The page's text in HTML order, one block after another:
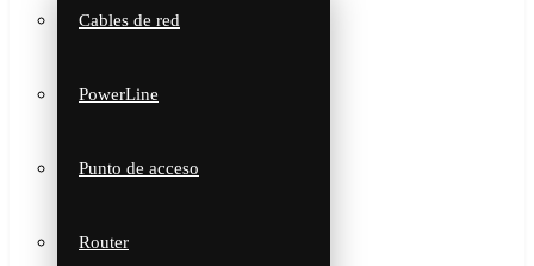
Cables de red
PowerLine
Punto de acceso
Router